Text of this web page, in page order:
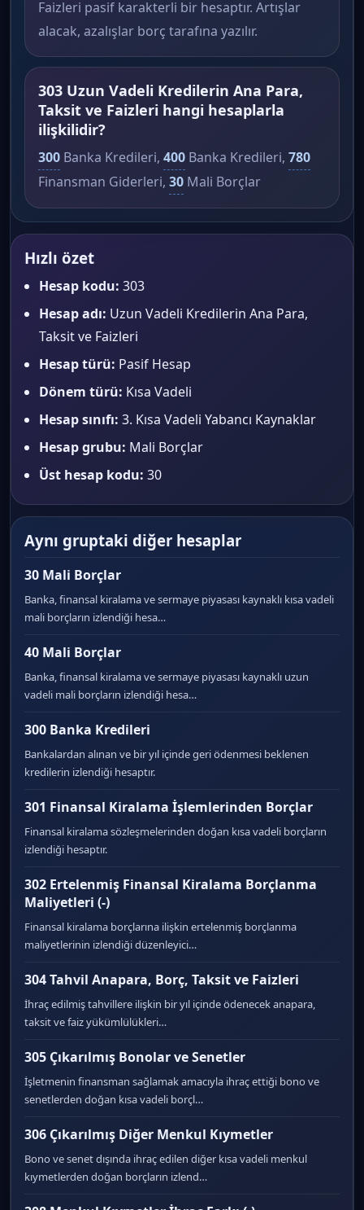
Faizleri pasif karakterli bir hesaptır. Artışlar
alacak, azalışlar borç tarafına yazılır.
303 Uzun Vadeli Kredilerin Ana Para,
Taksit ve Faizleri hangi hesaplarla
ilişkilidir?
300 Banka Kredileri, 400 Banka Kredileri, 780
Finansman Giderleri, 30 Mali Borçlar
Hızlı özet
Hesap kodu: 303
Hesap adı: Uzun Vadeli Kredilerin Ana Para,
Taksit ve Faizleri
Hesap türü: Pasif Hesap
Dönem türü: Kısa Vadeli
Hesap sınıfı: 3. Kısa Vadeli Yabancı Kaynaklar
Hesap grubu: Mali Borçlar
Üst hesap kodu: 30
Aynı gruptaki diğer hesaplar
30 Mali Borçlar
Banka, finansal kiralama ve sermaye piyasası kaynaklı kısa vadeli
mali borçların izlendiği hesa…
40 Mali Borçlar
Banka, finansal kiralama ve sermaye piyasası kaynaklı uzun
vadeli mali borçların izlendiği hesa…
300 Banka Kredileri
Bankalardan alınan ve bir yıl içinde geri ödenmesi beklenen
kredilerin izlendiği hesaptır.
301 Finansal Kiralama İşlemlerinden Borçlar
Finansal kiralama sözleşmelerinden doğan kısa vadeli borçların
izlendiği hesaptır.
302 Ertelenmiş Finansal Kiralama Borçlanma
Maliyetleri (-)
Finansal kiralama borçlarına ilişkin ertelenmiş borçlanma
maliyetlerinin izlendiği düzenleyici…
304 Tahvil Anapara, Borç, Taksit ve Faizleri
İhraç edilmiş tahvillere ilişkin bir yıl içinde ödenecek anapara,
taksit ve faiz yükümlülükleri…
305 Çıkarılmış Bonolar ve Senetler
İşletmenin finansman sağlamak amacıyla ihraç ettiği bono ve
senetlerden doğan kısa vadeli borçl…
306 Çıkarılmış Diğer Menkul Kıymetler
Bono ve senet dışında ihraç edilen diğer kısa vadeli menkul
kıymetlerden doğan borçların izlend…